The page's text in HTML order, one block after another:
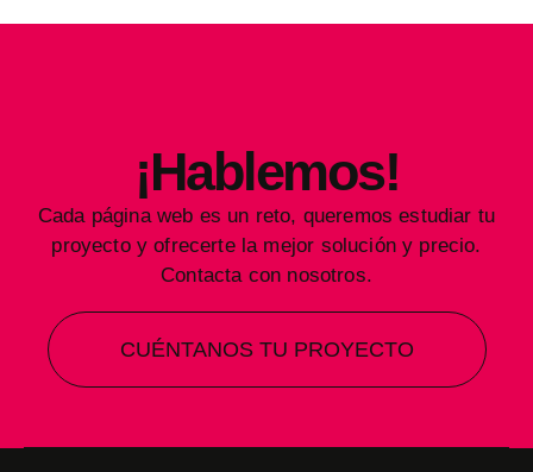
¡Hablemos!
Cada página web es un reto, queremos estudiar tu
proyecto y ofrecerte la mejor solución y precio.
Contacta con nosotros.
CUÉNTANOS TU PROYECTO